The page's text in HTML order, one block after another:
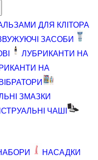
ДЛЯ КЛІТОРА
ЗАСОБИ
ЛУБРИКАНТИ НА
НА
ВІБРАТОРИ
ЗМАЗКИ
ЧАШІ
НАСАДКИ